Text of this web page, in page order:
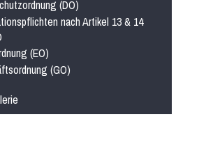
(DO)
nach Artikel 13 & 14
(EO)
(GO)